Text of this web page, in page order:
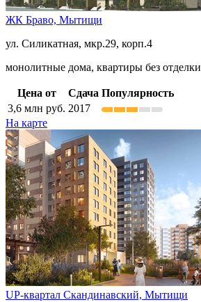
ЖК Браво, Мытищи
ул. Силикатная, мкр.29, корп.4
монолитные дома, квартиры без отделки
Цена от Сдача Популярность
3,6 млн руб. 2017
На карте
UP-квартал Скандинавский, Мытищи